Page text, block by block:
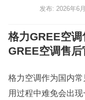
发布: 2026年6
格力GREE空
GREE空调售后
格力空调作为国内
用过程中难免会出